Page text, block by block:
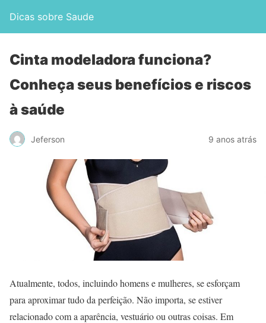
Dicas sobre Saude
Cinta modeladora funciona?
Conheça seus benefícios e riscos
à saúde
Jeferson 9 anos atrás
Atualmente, todos, incluindo homens e mulheres, se esforçam
para aproximar tudo da perfeição. Não importa, se estiver
relacionado com a aparência, vestuário ou outras coisas. Em